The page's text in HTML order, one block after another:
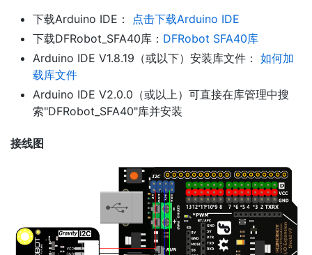
下载Arduino IDE： 点击下载Arduino IDE
下载DFRobot_SFA40库： DFRobot SFA40库
Arduino IDE V1.8.19（或以下）安装库文件： 如何加
载库文件
Arduino IDE V2.0.0（或以上）可直接在库管理中搜
索"DFRobot_SFA40"库并安装
接线图